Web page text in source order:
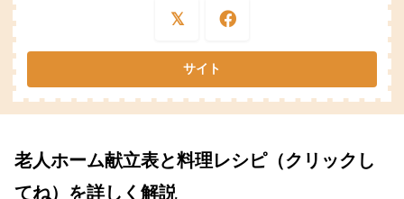
老人ホーム献立表と料理レシピ（クリックし
てね）を詳しく解説